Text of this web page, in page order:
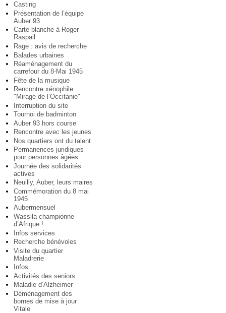
Casting
Présentation de l’équipe
Auber 93
Carte blanche à Roger
Raspail
Rage : avis de recherche
Balades urbaines
Réaménagement du
carrefour du 8-Mai 1945
Fête de la musique
Rencontre xénophile
"Mirage de l’Occitanie"
Interruption du site
Tournoi de badminton
Auber 93 hors course
Rencontre avec les jeunes
Nos quartiers ont du talent
Permanences juridiques
pour personnes âgées
Journée des solidarités
actives
Neuilly, Auber, leurs maires
Commémoration du 8 mai
1945
Aubermensuel
Wassila championne
d’Afrique !
Infos services
Recherche bénévoles
Visite du quartier
Maladrerie
Infos
Activités des seniors
Maladie d’Alzheimer
Déménagement des
bornes de mise à jour
Vitale